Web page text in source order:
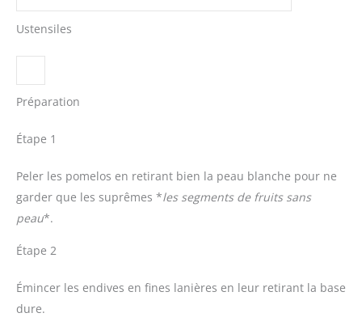
Ustensiles
Préparation
Étape 1
Peler les pomelos en retirant bien la peau blanche pour ne
garder que les suprêmes *les segments de fruits sans
peau*.
Étape 2
Émincer les endives en fines lanières en leur retirant la base
dure.